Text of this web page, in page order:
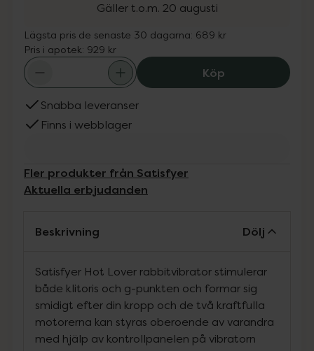
Gäller t.o.m. 20 augusti
Lägsta pris de senaste 30 dagarna: 689 kr
Pris i apotek: 929 kr
KöpSatisfyer Hot
Snabba leveranser
Finns i webblager
Fler produkter från Satisfyer
Aktuella erbjudanden
Beskrivning Dölj
Satisfyer Hot Lover rabbitvibrator stimulerar
både klitoris och g-punkten och formar sig
smidigt efter din kropp och de två kraftfulla
motorerna kan styras oberoende av varandra
med hjälp av kontrollpanelen på vibratorn